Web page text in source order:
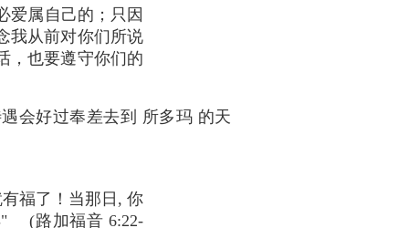
爱属自己的；只因
我从前对你们所说
，也要遵守你们的
会好过奉差去到 所多玛 的天
福了！当那日, 你
" (路加福音 6:22-